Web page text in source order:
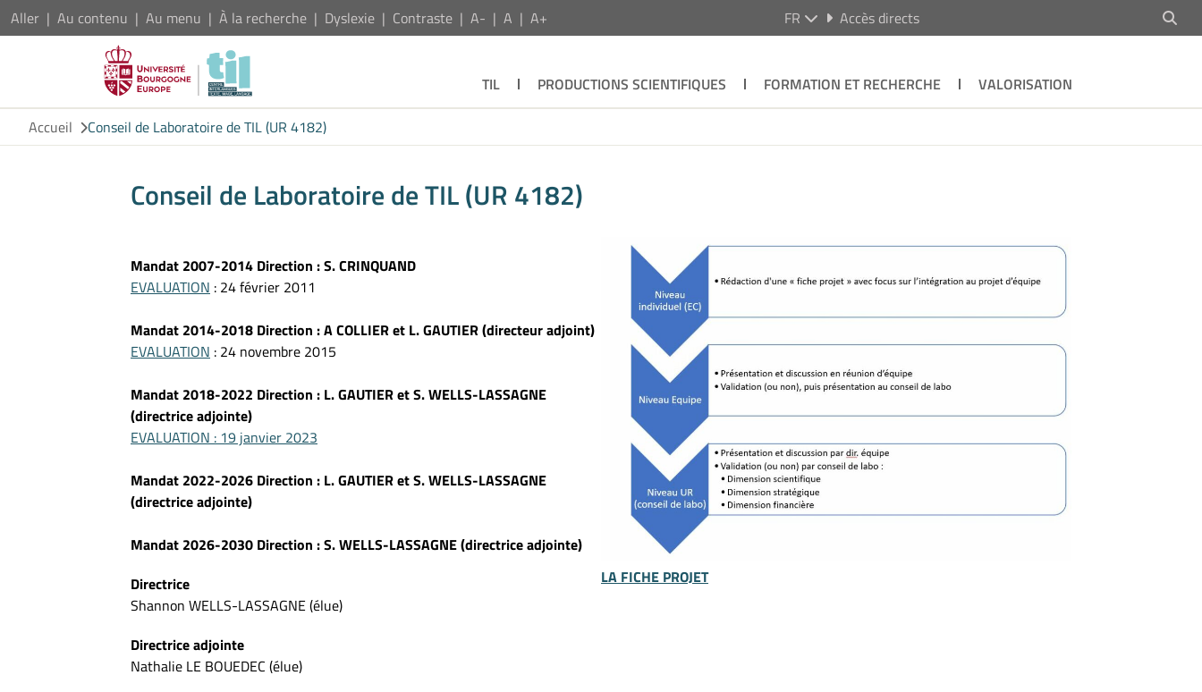
Aller Au contenu Au menu À la recherche Dyslexie Contraste A- A A+ FR Accès directs
TIL PRODUCTIONS SCIENTIFIQUES FORMATION ET RECHERCHE
VALORISATION
Accueil
Conseil de Laboratoire de TIL (UR 4182)
Conseil de Laboratoire de TIL (UR 4182)
Mandat 2007-2014 Direction : S. CRINQUAND
EVALUATION : 24 février 2011
Mandat 2014-2018 Direction : A COLLIER et L. GAUTIER (directeur adjoint)
EVALUATION : 24 novembre 2015
Mandat 2018-2022 Direction : L. GAUTIER et S. WELLS-LASSAGNE
(directrice adjointe)
EVALUATION : 19 janvier 2023
Mandat 2022-2026 Direction : L. GAUTIER et S. WELLS-LASSAGNE
(directrice adjointe)
Mandat 2026-2030 Direction : S. WELLS-LASSAGNE (directrice adjointe)
Directrice
Shannon WELLS-LASSAGNE (élue)
Directrice adjointe
Nathalie LE BOUEDEC (élue)
LA FICHE PROJET